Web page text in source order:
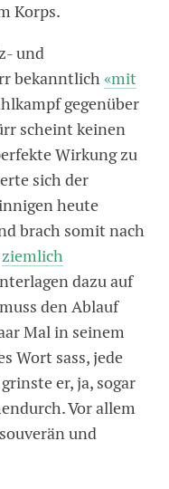
Korps.
und
bekanntlich«mit
gegenüber
scheint keinen
Wirkung zu
sich der
heute
brach somit nach
ziemlich
dazu auf
den Ablauf
Mal in seinem
Wort sass, jede
er, ja, sogar
Vor allem
und